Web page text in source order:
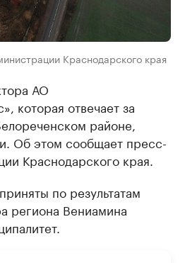
Краснодарского края
АО
которая отвечает за
районе,
Об этом сообщает пресс-
Краснодарского края.
по результатам
региона Вениамина